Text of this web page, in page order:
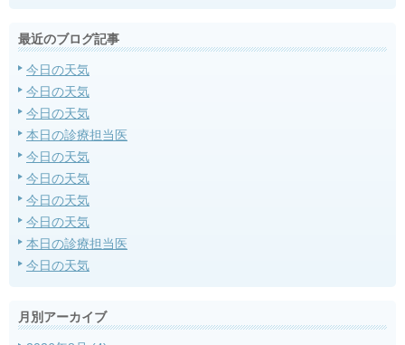
最近のブログ記事
今日の天気
今日の天気
今日の天気
本日の診療担当医
今日の天気
今日の天気
今日の天気
今日の天気
本日の診療担当医
今日の天気
月別アーカイブ